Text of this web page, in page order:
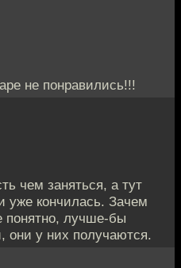
не понравились!!!
чем заняться, а тут
уже кончилась. Зачем
понятно, лучше-бы
они у них получаются.